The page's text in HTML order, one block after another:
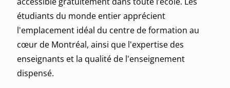
étudiants du monde entier apprécient
l'emplacement idéal du centre de formation au
cœur de Montréal, ainsi que l'expertise des
enseignants et la qualité de l'enseignement
dispensé.